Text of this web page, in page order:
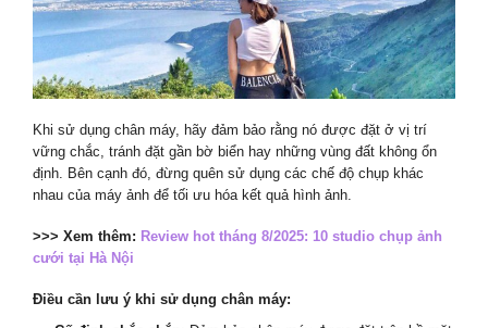
Khi sử dụng chân máy, hãy đảm bảo rằng nó được đặt ở vị trí
vững chắc, tránh đặt gần bờ biển hay những vùng đất không ổn
định. Bên cạnh đó, đừng quên sử dụng các chế độ chụp khác
nhau của máy ảnh để tối ưu hóa kết quả hình ảnh.
>>> Xem thêm: Review hot tháng 8/2025: 10 studio chụp ảnh
cưới tại Hà Nội
Điều cần lưu ý khi sử dụng chân máy: